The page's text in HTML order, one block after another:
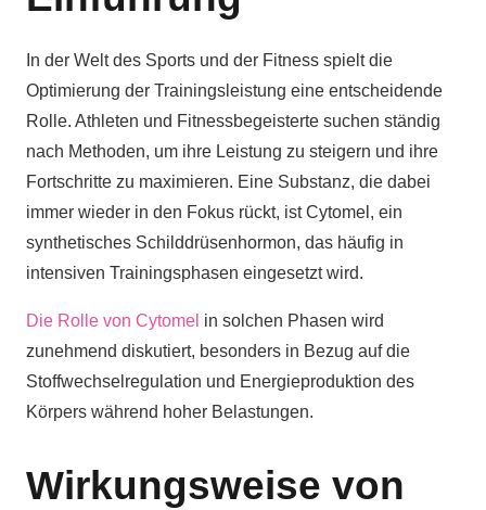
In der Welt des Sports und der Fitness spielt die
Optimierung der Trainingsleistung eine entscheidende
Rolle. Athleten und Fitnessbegeisterte suchen ständig
nach Methoden, um ihre Leistung zu steigern und ihre
Fortschritte zu maximieren. Eine Substanz, die dabei
immer wieder in den Fokus rückt, ist Cytomel, ein
synthetisches Schilddrüsenhormon, das häufig in
intensiven Trainingsphasen eingesetzt wird.
Die Rolle von Cytomel in solchen Phasen wird
zunehmend diskutiert, besonders in Bezug auf die
Stoffwechselregulation und Energieproduktion des
Körpers während hoher Belastungen.
Wirkungsweise von